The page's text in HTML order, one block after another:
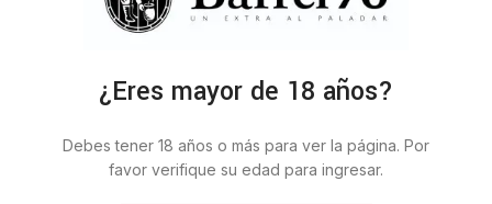
¿Eres mayor de 18 años?
Debes tener 18 años o más para ver la página. Por
favor verifique su edad para ingresar.